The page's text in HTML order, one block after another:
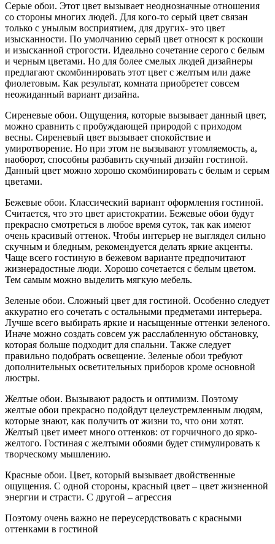
Серые обои. Этот цвет вызывает неоднозначные отношения
со стороны многих людей. Для кого-то серый цвет связан
только с унылым восприятием, для других- это цвет
изысканности. По умолчанию серый цвет относят к роскоши
и изысканной строгости. Идеально сочетание серого с белым
и черным цветами. Но для более смелых людей дизайнеры
предлагают скомбинировать этот цвет с желтым или даже
фиолетовым. Как результат, комната приобретет совсем
неожиданный вариант дизайна.
Сиреневые обои. Ощущения, которые вызывает данный цвет,
можно сравнить с пробуждающей природой с приходом
весны. Сиреневый цвет вызывает спокойствие и
умиротворение. Но при этом не вызывают утомляемость, а,
наоборот, способны разбавить скучный дизайн гостиной.
Данный цвет можно хорошо скомбинировать с белым и серым
цветами.
Бежевые обои. Классический вариант оформления гостиной.
Считается, что это цвет аристократии. Бежевые обои будут
прекрасно смотреться в любое время суток, так как имеют
очень красивый оттенок. Чтобы интерьер не выглядел сильно
скучным и бледным, рекомендуется делать яркие акценты.
Чаще всего гостиную в бежевом варианте предпочитают
жизнерадостные люди. Хорошо сочетается с белым цветом.
Тем самым можно выделить мягкую мебель.
Зеленые обои. Сложный цвет для гостиной. Особенно следует
аккуратно его сочетать с остальными предметами интерьера.
Лучше всего выбирать яркие и насыщенные оттенки зеленого.
Иначе можно создать совсем уж расслабленную обстановку,
которая больше подходит для спальни. Также следует
правильно подобрать освещение. Зеленые обои требуют
дополнительных осветительных приборов кроме основной
люстры.
Желтые обои. Вызывают радость и оптимизм. Поэтому
желтые обои прекрасно подойдут целеустремленным людям,
которые знают, как получить от жизни то, что они хотят.
Желтый цвет имеет много оттенков: от горчичного до ярко-
желтого. Гостиная с желтыми обоями будет стимулировать к
творческому мышлению.
Красные обои. Цвет, который вызывает двойственные
ощущения. С одной стороны, красный цвет – цвет жизненной
энергии и страсти. С другой – агрессия
Поэтому очень важно не переусердствовать с красными
оттенками в гостиной